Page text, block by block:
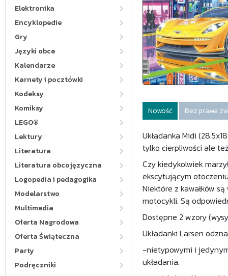
Elektronika
Encyklopedie
Gry
Języki obce
Kalendarze
Karnety i pocztówki
Kodeksy
Komiksy
LEGO®
Lektury
Literatura
Literatura obcojęzyczna
Logopedia i pedagogika
Modelarstwo
Multimedia
Oferta Nagrodowa
Oferta Świąteczna
Party
Podręczniki
Nowość Bez prawa
Układanka Midi
tylko cierpliwości ale
Czy kiedykolwiek
ekscytującym
Niektóre z kawałków
motocykli. Są
Dostępne 2 wzory
Układanki Larsen
-nietypowymi i
układania.